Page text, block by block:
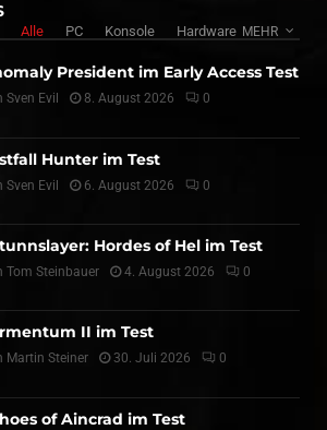
Alle PC Konsole Hardware MEHR
President im Early Access Test
Sven Evil 8. August 2026 0
Hunter im Test
Sven Evil 6. August 2026 0
Hordes of Hel im Test
Tom Steinbauer 4. August 2026 0
II im Test
Martin Steiner 30. Juli 2026 0
of Aincrad im Test